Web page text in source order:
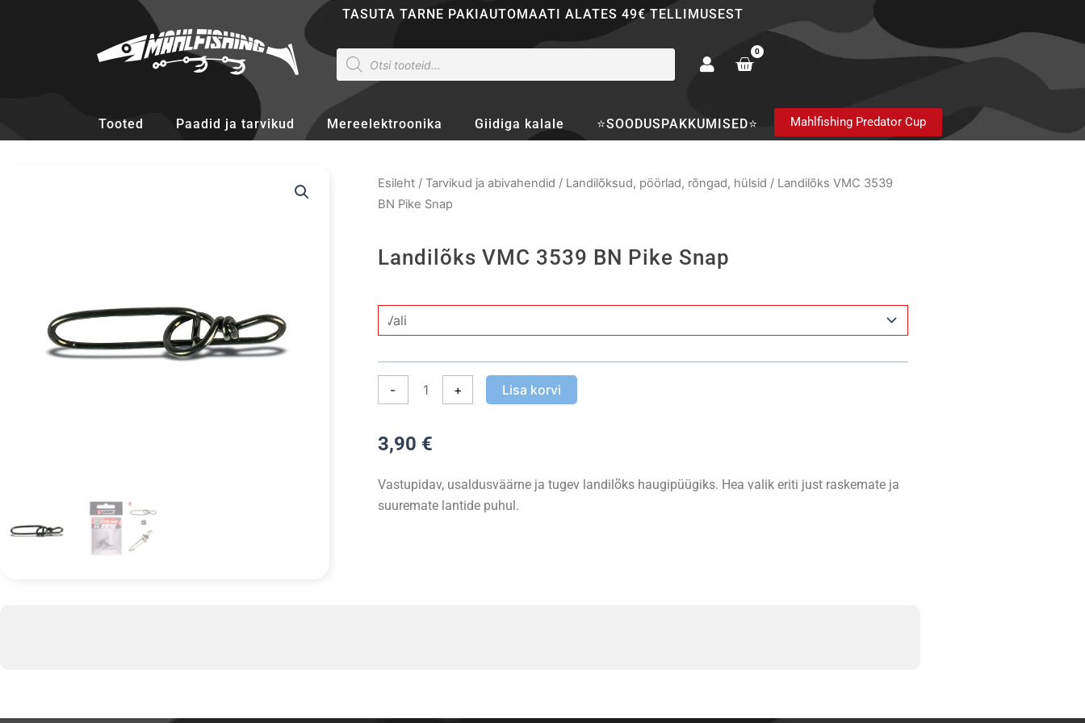
TASUTA TARNE PAKIAUTOMAATI ALATES 49€ TELLIMUSEST
Products
search
0
Cart
Tooted Paadid ja tarvikud Mereelektroonika Giidiga kalale ⭐SOODUSPAKKUMISED⭐ Mahlfishing Predator Cup
Esileht/ Tarvikud ja abivahendid / Landilõksud, pöörlad, rõngad, hülsid / Landilõks VMC 3539
BN Pike Snap
Landilõks VMC 3539 BN Pike Snap
-
Landilõks
VMC
Pike
kogus
+ Lisa korvi
3,90 €
Vastupidav, usaldusväärne ja tugev landilõks haugipüügiks. Hea valik eriti just raskemate ja
suuremate lantide puhul.